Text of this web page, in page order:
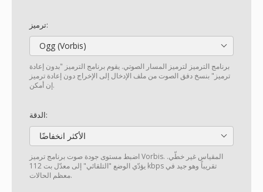
ترميز:
Ogg (Vorbis)
برنامج الترميز لترميز المسار الصوتي. يقوم برنامج الترميز "بدون إعادة
ترميز" بنسخ دفق الصوت من ملف الإدخال إلى الإخراج دون إعادة ترميز
إن أمكن.
الدقة:
الأكثر انخفاضًا
اضبط مستوى جودة صوت برنامج ترميز Vorbis. المقياس غير خطّي.
يؤدّي الوضع "التلقائي" إلى معدّل بت 112 kbps تقريباً وهو جيد في
معظم الحالات.